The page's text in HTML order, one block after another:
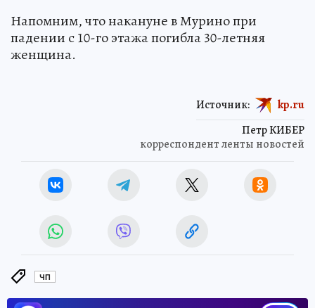
Напомним, что накануне в Мурино при
падении с 10-го этажа погибла 30-летняя
женщина.
Петр КИБЕР
корреспондент ленты новостей
Источник: kp.ru
ЧП